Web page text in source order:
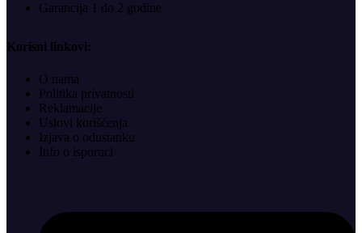
Garancija 1 do 2 godine
Korisni linkovi:
O nama
Politika privatnosti
Reklamacije
Uslovi korišćenja
Izjava o odustanku
Info o isporuci